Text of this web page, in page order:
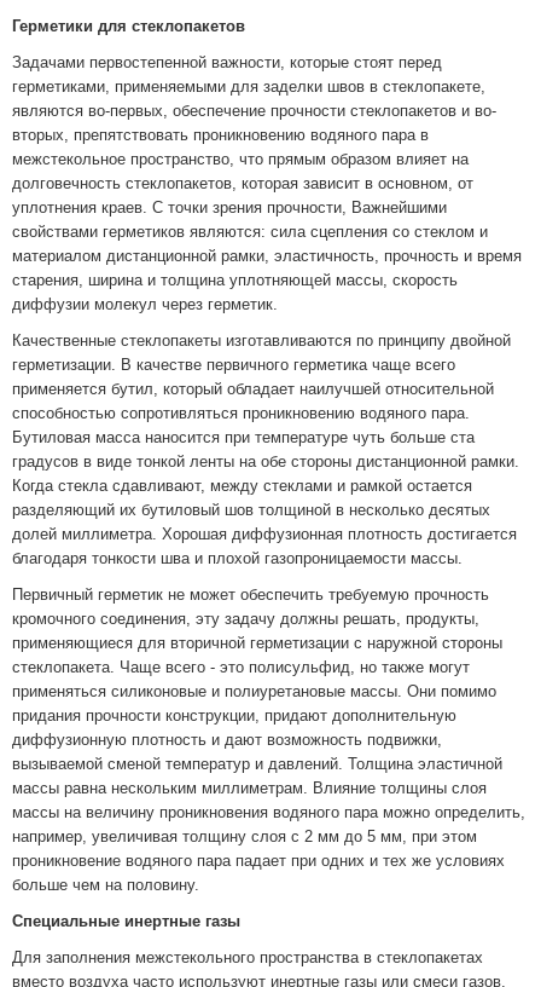
Герметики для стеклопакетов
Задачами первостепенной важности, которые стоят перед
герметиками, применяемыми для заделки швов в стеклопакете,
являются во-первых, обеспечение прочности стеклопакетов и во-
вторых, препятствовать проникновению водяного пара в
межстекольное пространство, что прямым образом влияет на
долговечность стеклопакетов, которая зависит в основном, от
уплотнения краев. С точки зрения прочности, Важнейшими
свойствами герметиков являются: сила сцепления со стеклом и
материалом дистанционной рамки, эластичность, прочность и время
старения, ширина и толщина уплотняющей массы, скорость
диффузии молекул через герметик.
Качественные стеклопакеты изготавливаются по принципу двойной
герметизации. В качестве первичного герметика чаще всего
применяется бутил, который обладает наилучшей относительной
способностью сопротивляться проникновению водяного пара.
Бутиловая масса наносится при температуре чуть больше ста
градусов в виде тонкой ленты на обе стороны дистанционной рамки.
Когда стекла сдавливают, между стеклами и рамкой остается
разделяющий их бутиловый шов толщиной в несколько десятых
долей миллиметра. Хорошая диффузионная плотность достигается
благодаря тонкости шва и плохой газопроницаемости массы.
Первичный герметик не может обеспечить требуемую прочность
кромочного соединения, эту задачу должны решать, продукты,
применяющиеся для вторичной герметизации с наружной стороны
стеклопакета. Чаще всего - это полисульфид, но также могут
применяться силиконовые и полиуретановые массы. Они помимо
придания прочности конструкции, придают дополнительную
диффузионную плотность и дают возможность подвижки,
вызываемой сменой температур и давлений. Толщина эластичной
массы равна нескольким миллиметрам. Влияние толщины слоя
массы на величину проникновения водяного пара можно определить,
например, увеличивая толщину слоя с 2 мм до 5 мм, при этом
проникновение водяного пара падает при одних и тех же условиях
больше чем на половину.
Специальные инертные газы
Для заполнения межстекольного пространства в стеклопакетах
вместо воздуха часто используют инертные газы или смеси газов,